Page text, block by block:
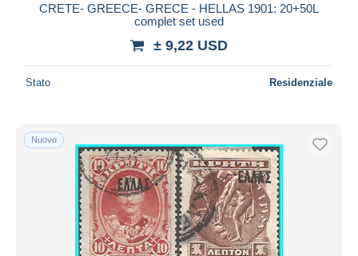
CRETE- GREECE- GRECE - HELLAS 1901: 20+50L
complet set used
± 9,22 USD
Stato Residenziale
Nuovo